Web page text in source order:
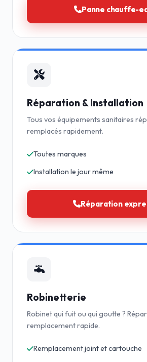
Panne chauffe-
Réparation & Installation
Tous vos équipements sanitaires
remplacés rapidement.
Toutes marques
Installation le jour même
Réparation
Robinetterie
Robinet qui fuit ou qui goutte ?
remplacement rapide.
Remplacement joint et cartouche